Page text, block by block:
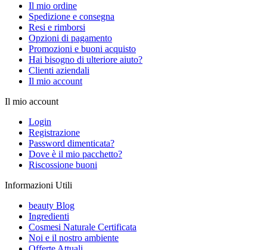
Il mio ordine
Spedizione e consegna
Resi e rimborsi
Opzioni di pagamento
Promozioni e buoni acquisto
Hai bisogno di ulteriore aiuto?
Clienti aziendali
Il mio account
Il mio account
Login
Registrazione
Password dimenticata?
Dove è il mio pacchetto?
Riscossione buoni
Informazioni Utili
beauty Blog
Ingredienti
Cosmesi Naturale Certificata
Noi e il nostro ambiente